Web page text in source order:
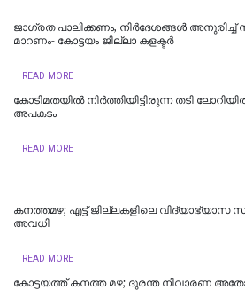
ജാഗ്രത പാലിക്കണം, നിര്‍ദേശങ്ങള്‍ അനുരിച്ച്
മാറണം- കോട്ടയം ജില്ലാ കളക്ടര്‍
READ MORE
കോടിമതയിൽ നിർത്തിയിട്ടിരുന്ന തടി
അപകടം
READ MORE
കനത്തമഴ; എട്ട് ജില്ലകളിലെ വിദ്യാഭ്യാസ
അവധി
READ MORE
കോട്ടയത്ത് കനത്ത മഴ; ദുരന്ത നിവാരണ